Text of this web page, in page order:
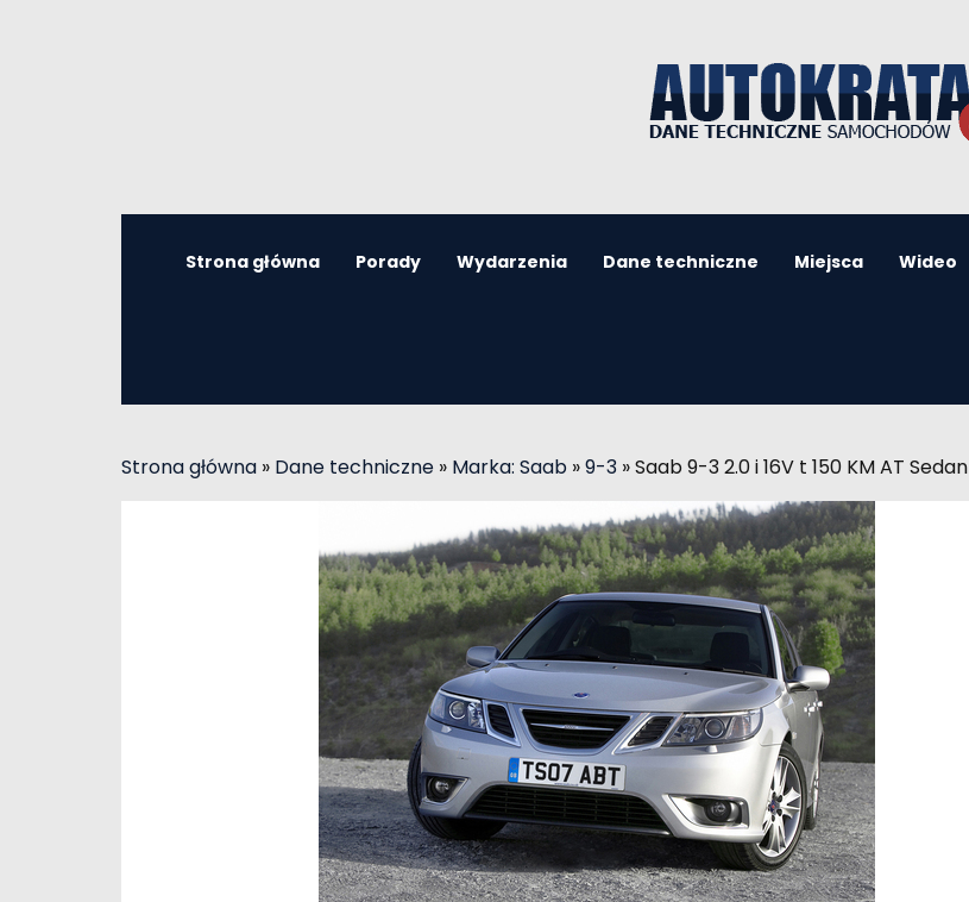
Strona główna Porady Wydarzenia Dane techniczne Miejsca Wideo
Strona główna » Dane techniczne » Marka: Saab »9-3 »Saab 9-3 2.0 i 16V t 150 KM AT Sedan